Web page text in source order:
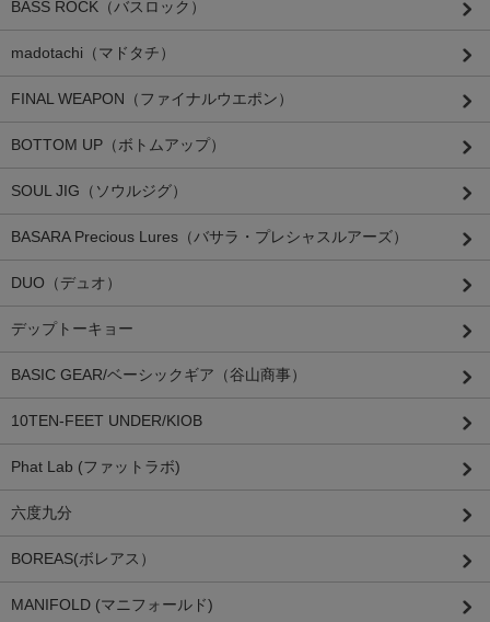
BASS ROCK（バスロック）
madotachi（マドタチ）
FINAL WEAPON（ファイナルウエポン）
BOTTOM UP（ボトムアップ）
SOUL JIG（ソウルジグ）
BASARA Precious Lures（バサラ・プレシャスルアーズ）
DUO（デュオ）
デップトーキョー
BASIC GEAR/ベーシックギア（谷山商事）
10TEN-FEET UNDER/KIOB
Phat Lab (ファットラボ)
六度九分
BOREAS(ボレアス）
MANIFOLD (マニフォールド)